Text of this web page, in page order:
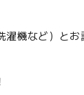
機など）と